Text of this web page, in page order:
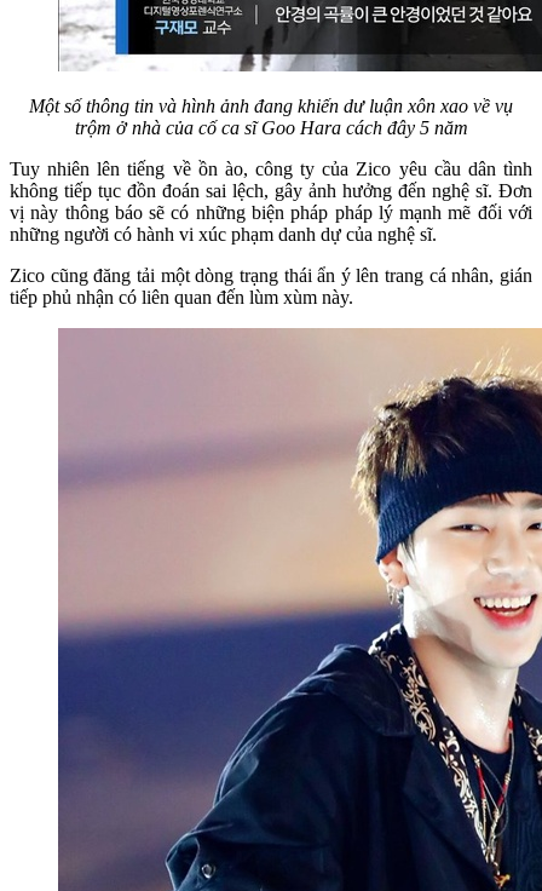
Một số thông tin và hình ảnh đang khiến dư luận xôn xao về vụ
trộm ở nhà của cố ca sĩ Goo Hara cách đây 5 năm
Tuy nhiên lên tiếng về ồn ào, công ty của Zico yêu cầu dân tình
không tiếp tục đồn đoán sai lệch, gây ảnh hưởng đến nghệ sĩ. Đơn
vị này thông báo sẽ có những biện pháp pháp lý mạnh mẽ đối với
những người có hành vi xúc phạm danh dự của nghệ sĩ.
Zico cũng đăng tải một dòng trạng thái ẩn ý lên trang cá nhân, gián
tiếp phủ nhận có liên quan đến lùm xùm này.